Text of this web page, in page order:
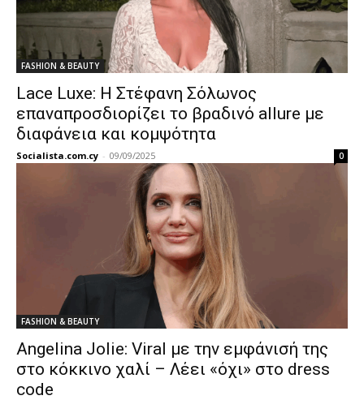
FASHION & BEAUTY
Lace Luxe: Η Στέφανη Σόλωνος
επαναπροσδιορίζει το βραδινό allure με
διαφάνεια και κομψότητα
Socialista.com.cy - 09/09/2025 0
FASHION & BEAUTY
Angelina Jolie: Viral με την εμφάνισή της
στο κόκκινο χαλί – Λέει «όχι» στο dress
code